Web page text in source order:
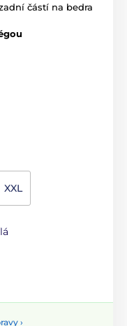
částí na bedra
XXL
›